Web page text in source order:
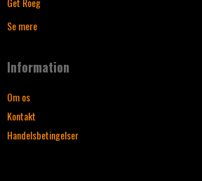
Se mere
Information
Om os
Kontakt
Handelsbetingelser